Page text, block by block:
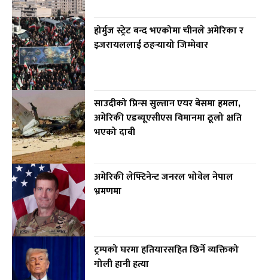
होर्मुज स्ट्रेट बन्द भएकोमा चीनले अमेरिका र
इजरायललाई ठहर्‍यायो जिम्मेवार
साउदीको प्रिन्स सुल्तान एयर बेसमा हमला,
अमेरिकी एडब्यूएसीएस विमानमा ठूलो क्षति
भएको दाबी
अमेरिकी लेफ्टिनेन्ट जनरल भोवेल नेपाल
भ्रमणमा
ट्रम्पको घरमा हतियारसहित छिर्ने व्यक्तिको
गोली हानी हत्या